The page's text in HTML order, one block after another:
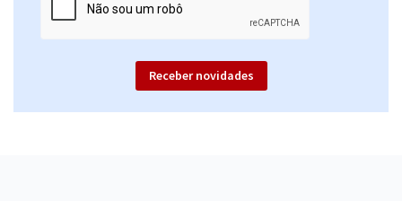
Receber novidades